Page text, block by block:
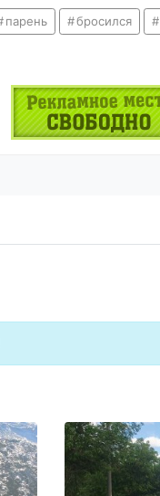
парень бросился